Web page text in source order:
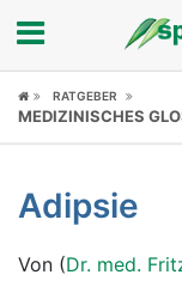
Fokus
Symptome
RATGEBER
MEDIZINISCHES
Adipsie
Von (Dr. med.